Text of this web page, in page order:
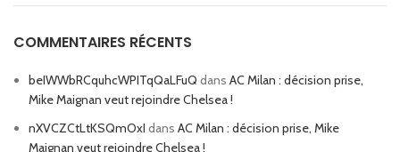
COMMENTAIRES RÉCENTS
beIWWbRCquhcWPITqQaLFuQ dans AC Milan : décision prise,
Mike Maignan veut rejoindre Chelsea !
nXVCZCtLtKSQmOxI dans AC Milan : décision prise, Mike
Maignan veut rejoindre Chelsea !